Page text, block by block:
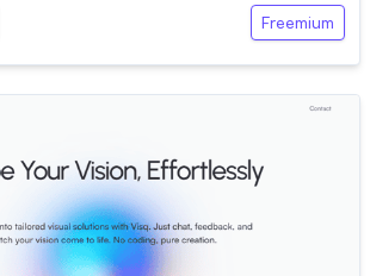
Freemium